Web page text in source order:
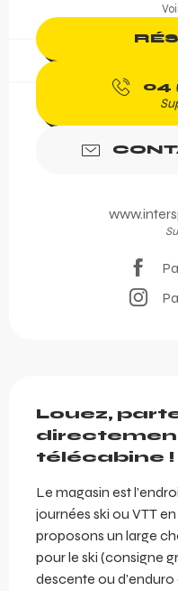
04
Louez,
télécabine !
Le magasin est
journées ski ou VTT
proposons un large
pour le ski (consigne
descente ou